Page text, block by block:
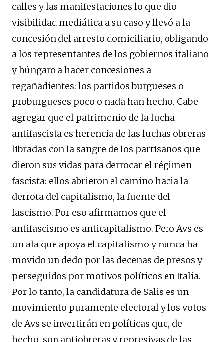
calles y las manifestaciones lo que dio
visibilidad mediática a su caso y llevó a la
concesión del arresto domiciliario, obligando
a los representantes de los gobiernos italiano
y húngaro a hacer concesiones a
regañadientes: los partidos burgueses o
proburgueses poco o nada han hecho. Cabe
agregar que el patrimonio de la lucha
antifascista es herencia de las luchas obreras
libradas con la sangre de los partisanos que
dieron sus vidas para derrocar el régimen
fascista: ellos abrieron el camino hacia la
derrota del capitalismo, la fuente del
fascismo. Por eso afirmamos que el
antifascismo es anticapitalismo. Pero Avs es
un ala que apoya el capitalismo y nunca ha
movido un dedo por las decenas de presos y
perseguidos por motivos políticos en Italia.
Por lo tanto, la candidatura de Salis es un
movimiento puramente electoral y los votos
de Avs se invertirán en políticas que, de
hecho, son antiobreras y represivas de las